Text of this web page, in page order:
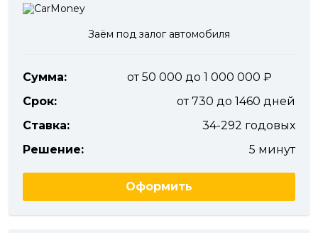
Заём под залог автомобиля
Сумма:
от 50 000 до 1 000 000
Срок:
от 730 до 1460 дней
Ставка:
34-292 годовых
Решение:
5 минут
Оформить